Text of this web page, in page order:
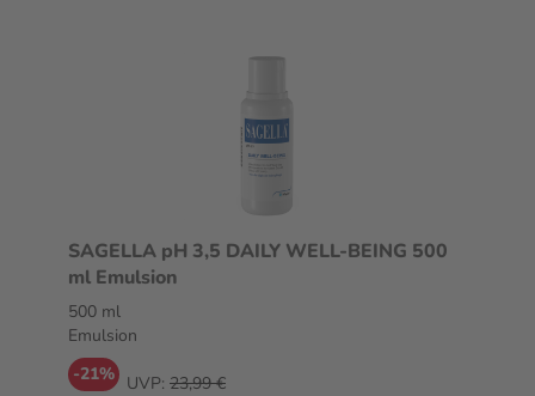
SAGELLA pH 3,5 DAILY WELL-BEING 500
ml Emulsion
500 ml
Emulsion
-21% UVP: 23,99 €